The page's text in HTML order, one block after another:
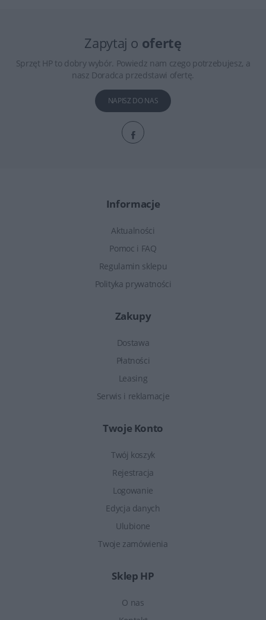
Zapytaj o ofertę
Sprzęt HP to dobry wybór. Powiedz nam czego potrzebujesz, a
nasz Doradca przedstawi ofertę.
NAPISZ DO NAS
Informacje
Aktualności
Pomoc i FAQ
Regulamin sklepu
Polityka prywatności
Zakupy
Dostawa
Płatności
Leasing
Serwis i reklamacje
Twoje Konto
Twój koszyk
Rejestracja
Logowanie
Edycja danych
Ulubione
Twoje zamówienia
Sklep HP
O nas